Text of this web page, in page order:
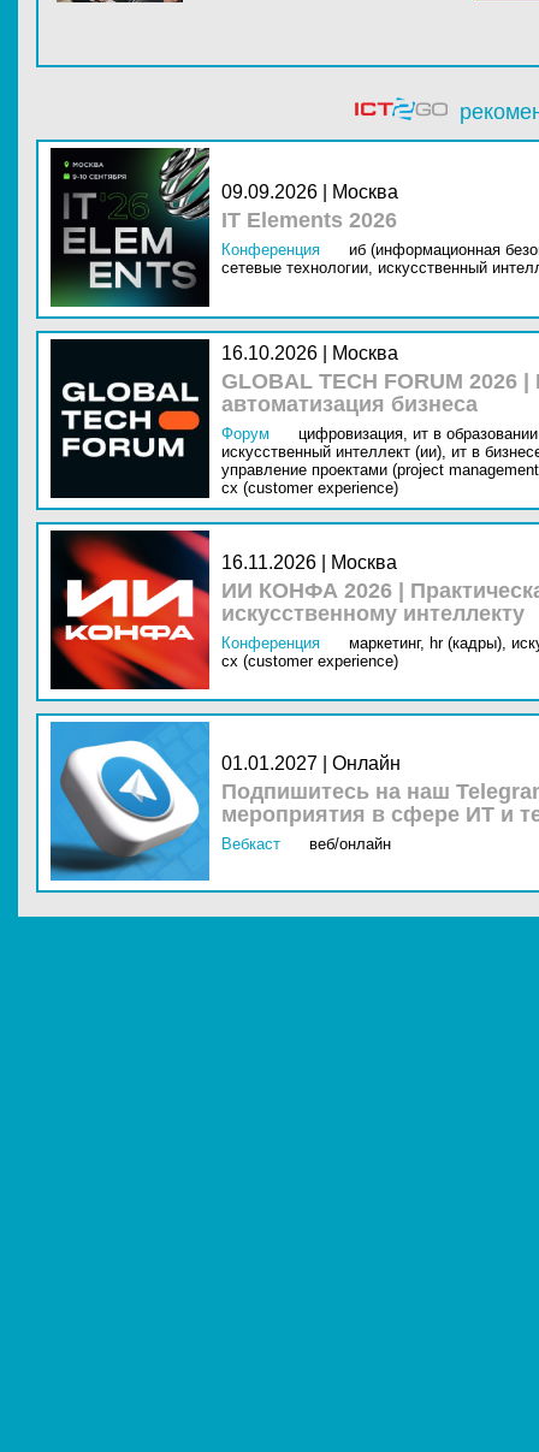
09.09.2026 | Москва
IT Elements 2026
Конференция
иб (информационная
сетевые технологии, искусственный
16.10.2026 | Москва
GLOBAL TECH FORUM
автоматизация бизнеса
Форум цифровизация, ит в
искусственный интеллект (ии), ит в
управление проектами (project
cx (customer experience)
16.11.2026 | Москва
ИИ КОНФА 2026 |
искусственному интеллекту
Конференция маркетинг, hr (кадры),
cx (customer experience)
01.01.2027 | Онлайн
Подпишитесь на наш
мероприятия в сфере ИТ и
Вебкаст веб/онлайн